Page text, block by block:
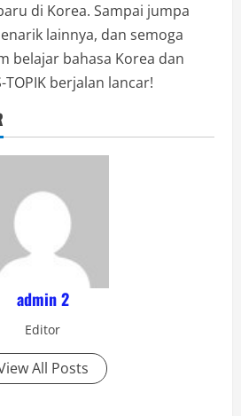
di Korea. Sampai jumpa
lainnya, dan semoga
belajar bahasa Korea dan
berjalan lancar!
admin 2
Editor
All Posts